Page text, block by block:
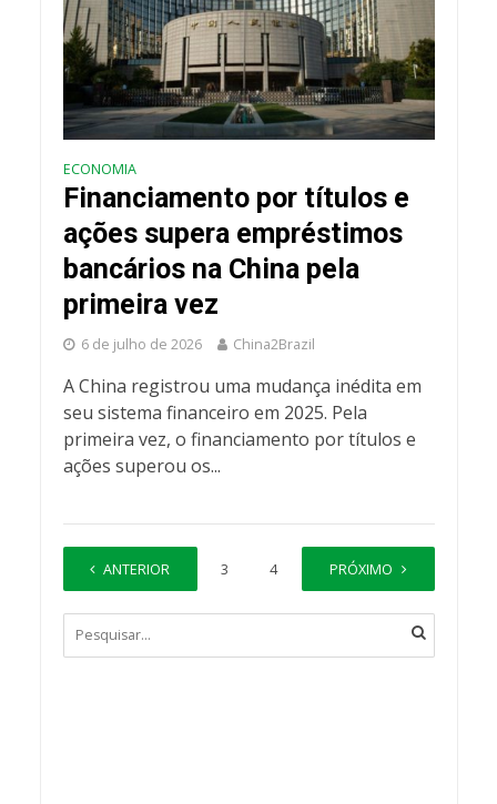
ECONOMIA
Financiamento por títulos e
ações supera empréstimos
bancários na China pela
primeira vez
6 de julho de 2026 China2Brazil
A China registrou uma mudança inédita em
seu sistema financeiro em 2025. Pela
primeira vez, o financiamento por títulos e
ações superou os...
ANTERIOR
1 3 4 247
PRÓXIMO